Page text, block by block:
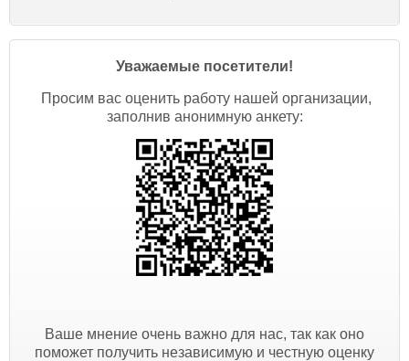
Уважаемые посетители!
Просим вас оценить работу нашей организации,
заполнив анонимную анкету:
Ваше мнение очень важно для нас, так как оно
поможет получить независимую и честную оценку